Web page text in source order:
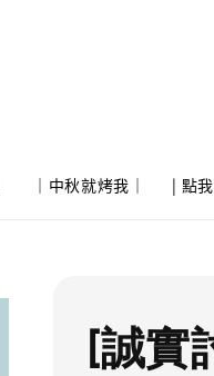
｜中秋就烤我｜ | 點
[誠實